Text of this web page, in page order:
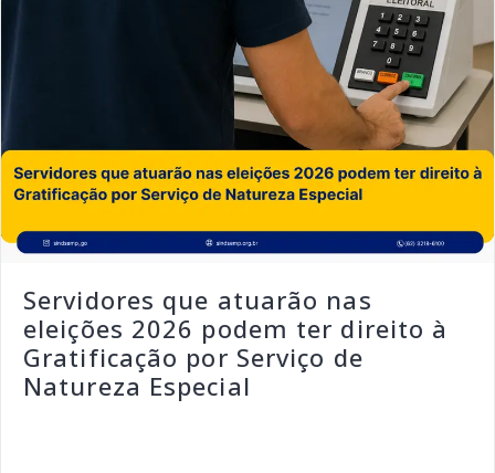
Servidores que atuarão nas
eleições 2026 podem ter direito à
Gratificação por Serviço de
Natureza Especial